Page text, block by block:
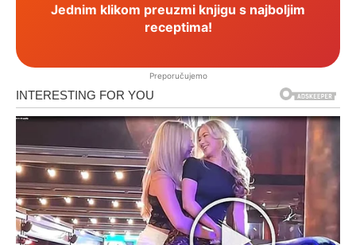
Jednim klikom preuzmi knjigu s najboljim
receptima!
Preporučujemo